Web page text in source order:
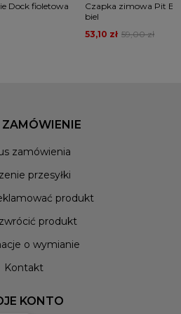
Dock fioletowa
Czapka zimowa Pit
biel
59,00 zł
53,10 zł
ZAMÓWIENIE
zamówienia
przesyłki
produkt
produkt
o wymianie
Kontakt
KONTO